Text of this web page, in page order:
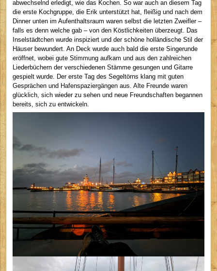
abwechselnd erledigt, wie das Kochen. So war auch an diesem Tag
die erste Kochgruppe, die Erik unterstützt hat, fleißig und nach dem
Dinner unten im Aufenthaltsraum waren selbst die letzten Zweifler –
falls es denn welche gab – von den Köstlichkeiten überzeugt. Das
Inselstädtchen wurde inspiziert und der schöne holländische Stil der
Häuser bewundert. An Deck wurde auch bald die erste Singerunde
eröffnet, wobei gute Stimmung aufkam und aus den zahlreichen
Liederbüchern der verschiedenen Stämme gesungen und Gitarre
gespielt wurde. Der erste Tag des Segeltörns klang mit guten
Gesprächen und Hafenspaziergängen aus. Alte Freunde waren
glücklich, sich wieder zu sehen und neue Freundschaften begannen
bereits, sich zu entwickeln.